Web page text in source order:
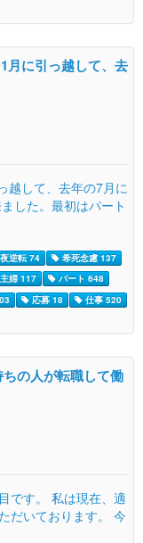
月に引っ越して、去
越して、去年の7月に
した。最初はパート
逆転 74
希死念慮 137
婦 117
パート 648
応募 18
仕事 520
の人が転職して働
です。 私は現在、適
だいております。 今